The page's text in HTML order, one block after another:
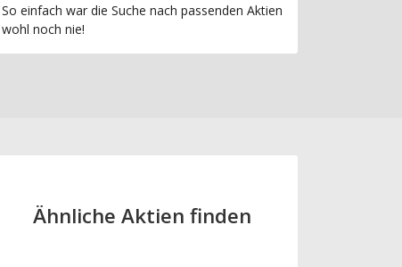
So einfach war die Suche nach passenden Aktien
wohl noch nie!
Ähnliche Aktien finden